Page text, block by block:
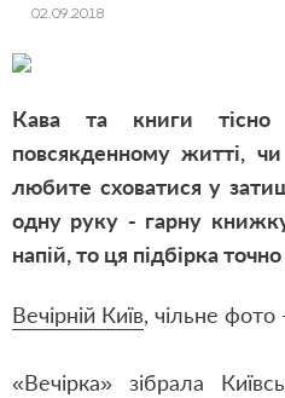
02.09.2018
Кава та книги
повсякденному житті,
любите сховатися у
одну руку - гарну
напій, то ця підбірка
Вечірній Київ, чільне
«Вечірка» зібрала